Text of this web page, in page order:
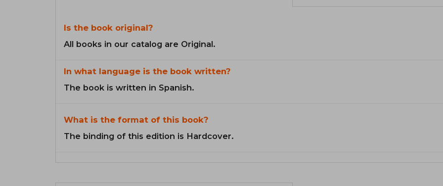
Is the book original?
All books in our catalog are Original.
In what language is the book written?
The book is written in Spanish.
What is the format of this book?
The binding of this edition is Hardcover.